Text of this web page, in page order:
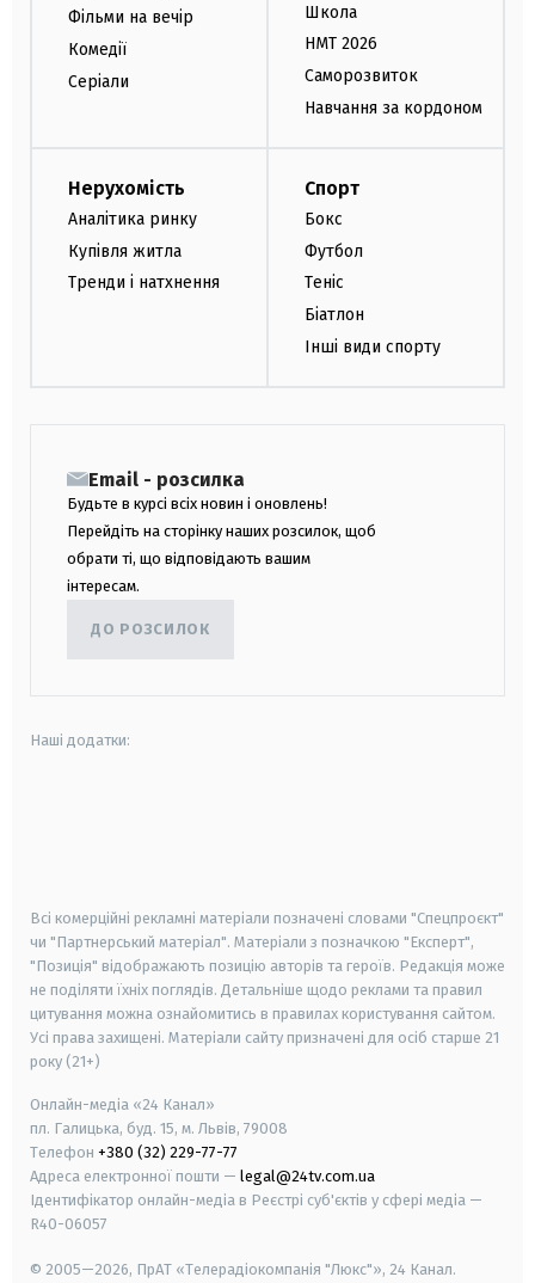
Фільми на вечір
Комедії
Серіали
Школа
НМТ 2026
Саморозвиток
Навчання за кордоном
Нерухомість
Аналітика ринку
Купівля житла
Тренди і натхнення
Спорт
Бокс
Футбол
Теніс
Біатлон
Інші види спорту
Email - розсилка
Будьте в курсі всіх новин і оновлень!
Перейдіть на сторінку наших розсилок, щоб
обрати ті, що відповідають вашим
інтересам.
ДО РОЗСИЛОК
Наші додатки:
Всі комерційні рекламні матеріали позначені словами "Спецпроєкт"
чи "Партнерський матеріал". Матеріали з позначкою "Експерт",
"Позиція" відображають позицію авторів та героїв. Редакція може
не поділяти їхніх поглядів. Детальніше щодо реклами та правил
цитування можна ознайомитись в правилах користування сайтом.
Усі права захищені. Матеріали сайту призначені для осіб старше 21
року (21+)
Онлайн-медіа «24 Канал»
пл. Галицька, буд. 15, м. Львів, 79008
Телефон +380 (32) 229-77-77
Адреса електронної пошти — legal@24tv.com.ua
Ідентифікатор онлайн-медіа в Реєстрі суб'єктів у сфері медіа —
R40-06057
© 2005—2026, ПрАТ «Телерадіокомпанія "Люкс"», 24 Канал.